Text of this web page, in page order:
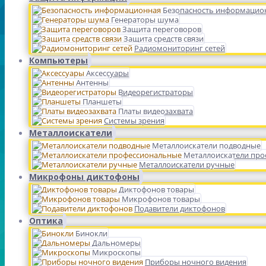
Безопасность
Генераторы шума
Защита переговоров
Защита средств связи
Радиомониторинг сетей
Компьютеры
Аксессуары
Антенны
Видеорегистраторы
Планшеты
Платы видеозахвата
Системы зрения
Металлоискатели
Металлоискатели подводные
Металлоискатели
Металлоискатели ручные
Микрофоны диктофоны
Диктофонов товары
Микрофонов товары
Подавители диктофонов
Оптика
Бинокли
Дальномеры
Микроскопы
Приборы ночного видения